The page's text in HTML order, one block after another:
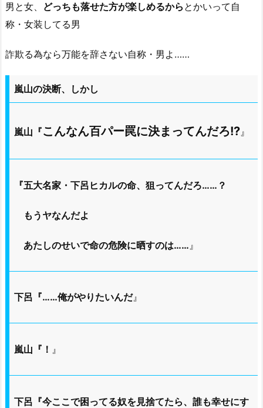
男と女、 どっちも落せた方が楽しめるから とかいって自
称・女装してる男
詐欺る為なら万能を辞さない自称・男よ……
嵐山の決断、しかし
嵐山『こんなん百パー罠に決まってんだろ!? 』
『五大名家・下呂ヒカルの命、狙ってんだろ……？
もうヤなんだよ
あたしのせいで命の危険に晒すのは…… 』
下呂『……俺がやりたいんだ』
嵐山『！ 』
下呂『今ここで困ってる奴を見捨てたら、誰も幸せにす